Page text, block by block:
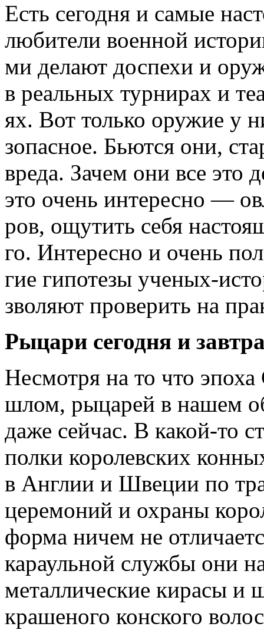
Есть сегодня и самые
любители военной
ми делают доспехи и
в реальных турнирах и
ях. Вот только оружие у
зопасное. Бьются они,
вреда. Зачем они все это
это очень интересно —
ров, ощутить себя
го. Интересно и очень
гие гипотезы ученых-
зволяют проверить на
Рыцари сегодня и
Несмотря на то что
шлом, рыцарей в нашем
даже сейчас. В какой-то
полки королевских
в Англии и Швеции по
церемоний и охраны
форма ничем не
караульной службы они
металлические кирасы
крашеного конского